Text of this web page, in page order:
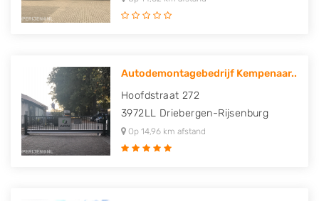
Autodemontagebedrijf Kempenaar..
Hoofdstraat 272
3972LL Driebergen-Rijsenburg
Op 14,96 km afstand